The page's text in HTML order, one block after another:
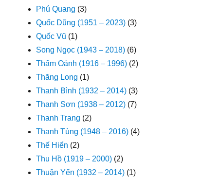
Phú Quang (3)
Quốc Dũng (1951 – 2023) (3)
Quốc Vũ (1)
Song Ngọc (1943 – 2018) (6)
Thẩm Oánh (1916 – 1996) (2)
Thăng Long (1)
Thanh Bình (1932 – 2014) (3)
Thanh Sơn (1938 – 2012) (7)
Thanh Trang (2)
Thanh Tùng (1948 – 2016) (4)
Thế Hiển (2)
Thu Hồ (1919 – 2000) (2)
Thuận Yến (1932 – 2014) (1)